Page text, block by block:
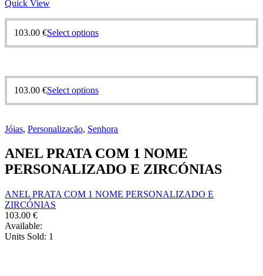
Quick View
103.00 €Select optionsThis
variants.
options
may
chosen
the
product
page
103.00 €Select optionsThis
variants.
options
may
be
on
Jóias, Personalização, Senhora
ANEL PRATA COM 1 NOME
PERSONALIZADO E ZIRCÓNIAS
ANEL PRATA COM 1 NOME PERSONALIZADO E
ZIRCÓNIAS
103.00 €
Available:
Units Sold: 1